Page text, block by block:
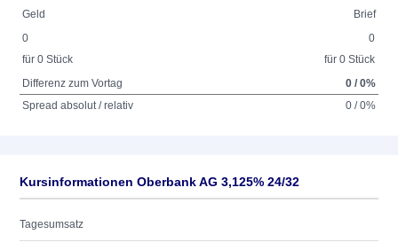
Geld
Brief
0
für 0 Stück
0
für 0 Stück
Differenz zum Vortag
0 / 0%
Spread absolut / relativ
0 / 0%
Kursinformationen Oberbank AG 3,125% 24/32
Tagesumsatz